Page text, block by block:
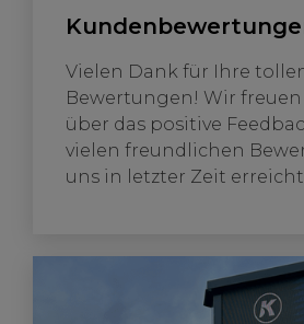
Vielen Dank für Ihre
Bewertungen! Wir freuen
über das positive
vielen freundlichen
uns in letzter Zeit